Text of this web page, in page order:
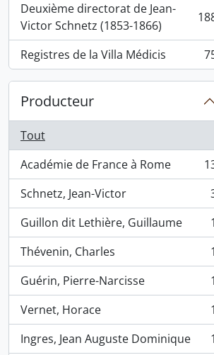
Deuxième directorat de Jean-
Victor Schnetz (1853-1866)
, 188 résultats
Registres de la Villa Médicis
, 75 résultats
Producteur
Tout
Académie de France à Rome
, 13 résultats
Schnetz, Jean-Victor
, 3 résultats
Guillon dit Lethière, Guillaume
, 1 résultats
1
Thévenin, Charles
, 1 résultats
1
Guérin, Pierre-Narcisse
, 1 résultats
1
Vernet, Horace
, 1 résultats
1
Ingres, Jean Auguste Dominique
, 1 résultats
1